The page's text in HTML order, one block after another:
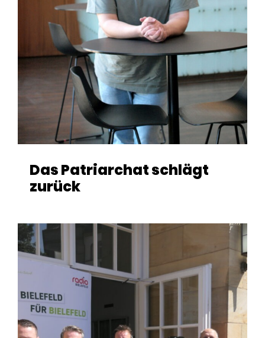
Das Patriarchat schlägt
zurück